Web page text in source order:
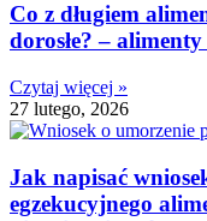
Co z długiem
dorosłe? –
Czytaj więcej »
27 lutego, 2026
Jak napisać
egzekucyjnego